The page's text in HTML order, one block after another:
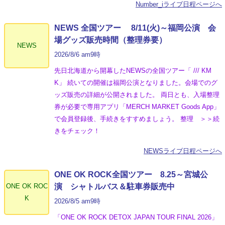
Number_iライブ日程ページへ
NEWS
NEWS 全国ツアー 8/11(火)～福岡公演 会
場グッズ販売時間（整理券要）
2026/8/6 am9時
先日北海道から開幕したNEWSの全国ツアー「 /// KM
K」 続いての開催は福岡公演となりました。会場でのグ
ッズ販売の詳細が公開されました。 両日とも、入場整理
券が必要で専用アプリ「MERCH MARKET Goods App」
で会員登録後、手続きをすすめましょう。 整理 ＞＞続
きをチェック！
NEWSライブ日程ページへ
ONE OK ROC
K
ONE OK ROCK全国ツアー 8.25～宮城公
演 シャトルバス＆駐車券販売中
2026/8/5 am9時
「ONE OK ROCK DETOX JAPAN TOUR FINAL 2026」